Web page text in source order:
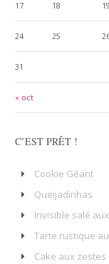
« oct
17 18 19
24 25
31
C’EST PRÊT !
Cookie Géant
Queijadinhas
Invisible salé
Tarte rustique
Cake aux zestes